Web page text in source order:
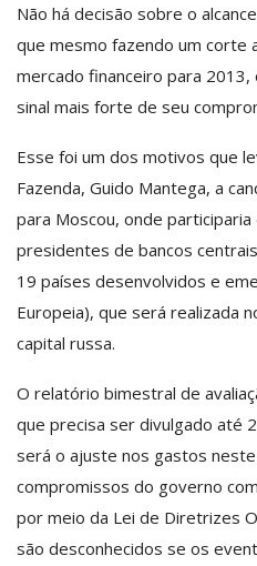
Não há decisão sobre o
que mesmo fazendo um corte
mercado financeiro para
sinal mais forte de seu
Esse foi um dos motivos que
Fazenda, Guido Mantega, a
para Moscou, onde
presidentes de bancos
19 países desenvolvidos e
Europeia), que será realizada
capital russa.
O relatório bimestral de
que precisa ser divulgado até
será o ajuste nos gastos
compromissos do governo
por meio da Lei de Diretrizes
são desconhecidos se os